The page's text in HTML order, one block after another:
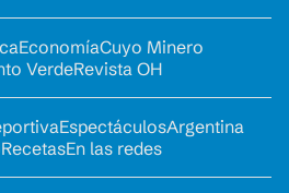
EconomíaCuyo Minero
VerdeRevista OH
EspectáculosArgentina
RecetasEn las redes